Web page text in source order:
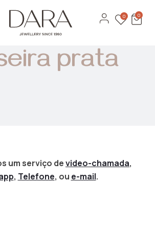
JÓIAS
Anéis
Brincos
ANÉIS DE NOIVADO
ALIANÇAS
Anna Maria Cammilli
0
0
prata
um serviço devideo-chamada,
, Telefone, ou e-mail.